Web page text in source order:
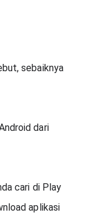
sebaiknya
dari
cari di Play
aplikasi